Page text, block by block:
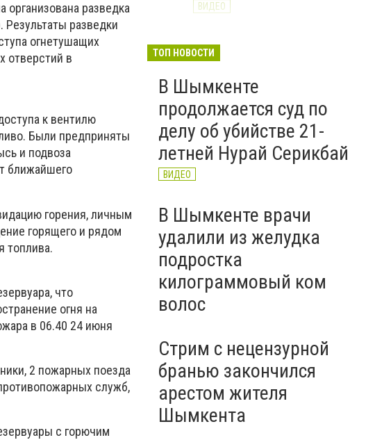
организована разведка
Результаты разведки
огнетушащих
отверстий в
к вентилю
Были предприняты
и подвоза
ближайшего
горения, личным
горящего и рядом
топлива.
что
огня на
в 06.40 24 июня
2 пожарных поезда
служб,
с горючим
ВИДЕО
начала подготовку к
2026–2027
ВИДЕО
4 августа
ТОП НОВОСТИ
В Шымкенте
продолжается суд по
делу об убийстве 21-
летней Нурай Серикбай
ВИДЕО
В Шымкенте врачи
удалили из желудка
подростка
килограммовый ком
волос
Стрим с нецензурной
бранью закончился
арестом жителя
Шымкента